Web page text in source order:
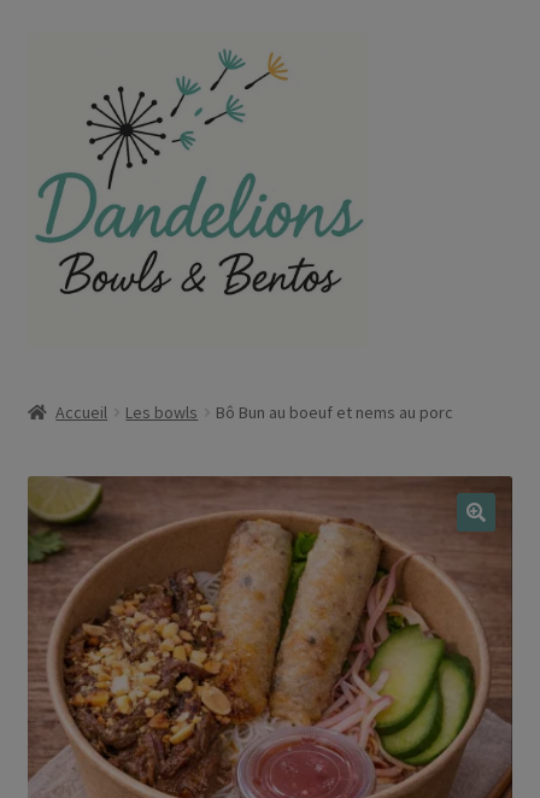
navigation
contenu
Accueil Les bowls Bô Bun au boeuf et nems au porc